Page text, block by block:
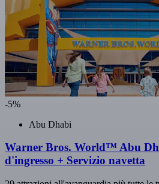
-5%
Abu Dhabi
Warner Bros. World™ Abu
d'ingresso + Servizio navetta